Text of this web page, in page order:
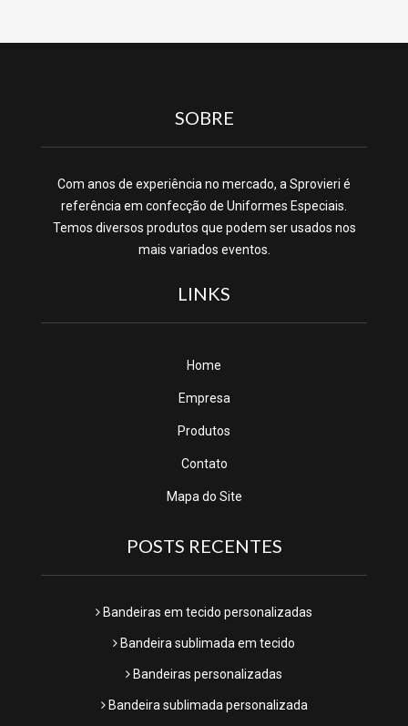
SOBRE
Com anos de experiência no mercado, a Sprovieri é
referência em confecção de Uniformes Especiais.
Temos diversos produtos que podem ser usados nos
mais variados eventos.
LINKS
Home
Empresa
Produtos
Contato
Mapa do Site
POSTS RECENTES
Bandeiras em tecido personalizadas
Bandeira sublimada em tecido
Bandeiras personalizadas
Bandeira sublimada personalizada